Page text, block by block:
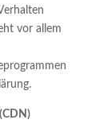
vor allem